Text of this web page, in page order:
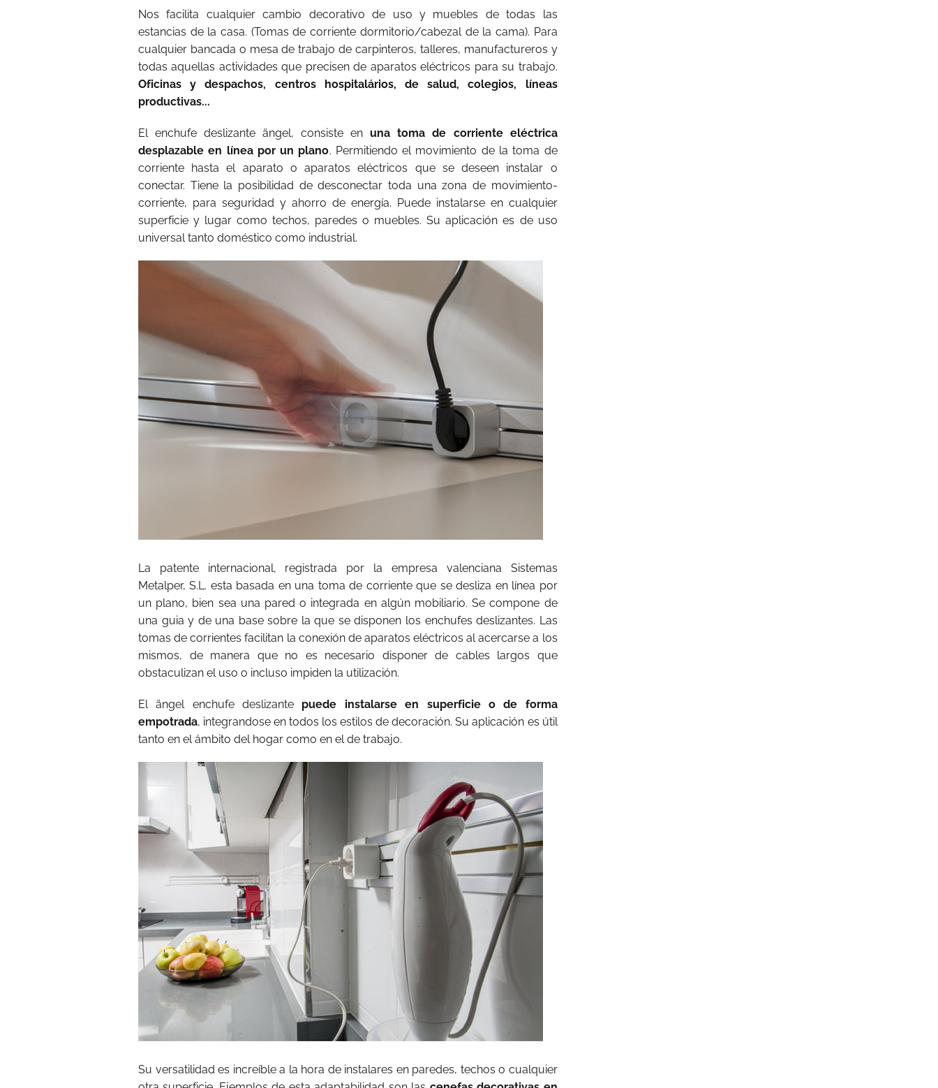
Nos facilita cualquier cambio decorativo de uso y muebles de todas las
estancias de la casa. (Tomas de corriente dormitorio/cabezal de la cama). Para
cualquier bancada o mesa de trabajo de carpinteros, talleres, manufactureros y
todas aquellas actividades que precisen de aparatos eléctricos para su trabajo.
Oficinas y despachos, centros hospitalários, de salud, colegios, líneas
productivas...
El enchufe deslizante ängel, consiste enuna toma de corriente eléctrica
desplazable en línea por un plano. Permitiendo el movimiento de la toma de
corriente hasta el aparato o aparatos eléctricos que se deseen instalar o
conectar. Tiene la posibilidad de desconectar toda una zona de movimiento-
corriente, para seguridad y ahorro de energía. Puede instalarse en cualquier
superficie y lugar como techos, paredes o muebles. Su aplicación es de uso
universal tanto doméstico como industrial.
La patente internacional, registrada por la empresa valenciana Sistemas
Metalper, S.L. esta basada en una toma de corriente que se desliza en línea por
un plano, bien sea una pared o integrada en algún mobiliario. Se compone de
una guia y de una base sobre la que se disponen los enchufes deslizantes. Las
tomas de corrientes facilitan la conexión de aparatos eléctricos al acercarse a los
mismos, de manera que no es necesario disponer de cables largos que
obstaculizan el uso o incluso impiden la utilización.
El ängel enchufe deslizante puede instalarse en superficie o de forma
empotrada, integrandose en todos los estilos de decoración. Su aplicación es útil
tanto en el ámbito del hogar como en el de trabajo.
Su versatilidad es increíble a la hora de instalares en paredes, techos o cualquier